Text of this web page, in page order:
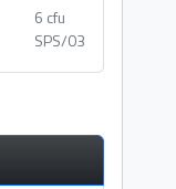
6 cfu
SPS/03